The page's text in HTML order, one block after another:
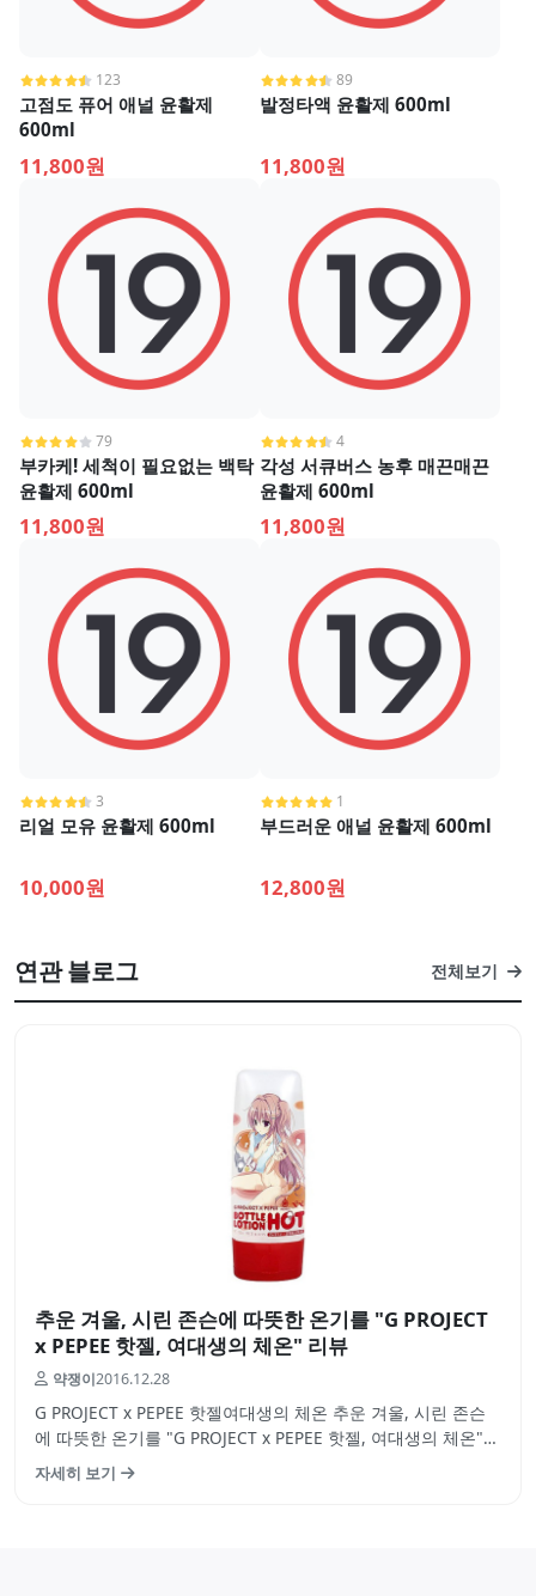
123
고점도 퓨어 애널 윤활제
600ml
11,800원
89
발정타액 윤활제 600ml
11,800원
79
부카케! 세척이 필요없는 백탁
윤활제 600ml
11,800원
4
각성 서큐버스 농후 매끈매끈
윤활제 600ml
11,800원
3
리얼 모유 윤활제 600ml
10,000원
1
부드러운 애널 윤활제 600ml
12,800원
연관 블로그 전체보기
추운 겨울, 시린 존슨에 따뜻한 온기를 "G PROJECT
x PEPEE 핫젤, 여대생의 체온" 리뷰
약쟁이2016.12.28
G PROJECT x PEPEE 핫젤여대생의 체온 추운 겨울, 시린 존슨
에 따뜻한 온기를 "G PROJECT x PEPEE 핫젤, 여대생의 체온"
리뷰 추운 겨울입니다. 몸조리 잘들하고계시는 지요? 저는 이번
에 다시 일본을 가게 되었습니다. 그것도 이번엔 단순 관광이 아
자세히 보기